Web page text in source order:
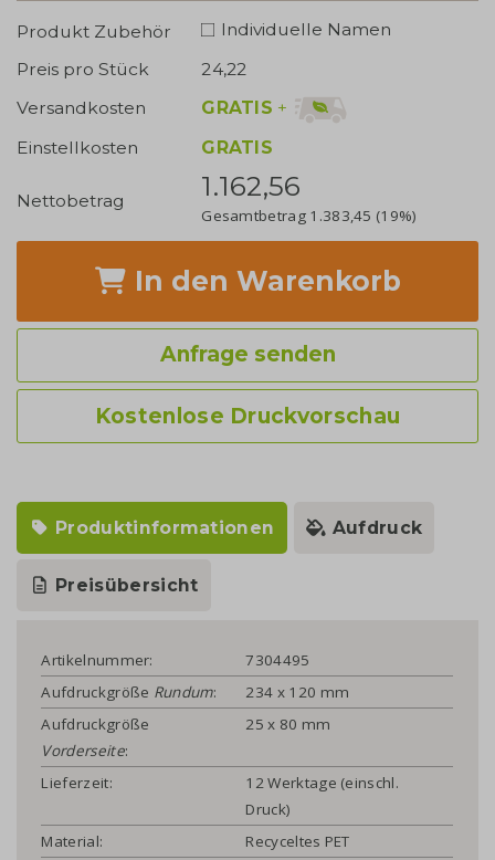
Produkt Zubehör
Individuelle Namen
Preis pro Stück
24,22
Versandkosten
GRATIS +
Einstellkosten
GRATIS
Nettobetrag 1.162,56
Gesamtbetrag 1.383,45 (19%)
In den Warenkorb
Anfrage senden
Kostenlose Druckvorschau
Produktinformationen Aufdruck
Preisübersicht
Artikelnummer:
7304495
Aufdruckgröße Rundum:
234 x 120 mm
Aufdruckgröße
Vorderseite:
25 x 80 mm
Lieferzeit:
12 Werktage (einschl.
Druck)
Material:
Recyceltes PET